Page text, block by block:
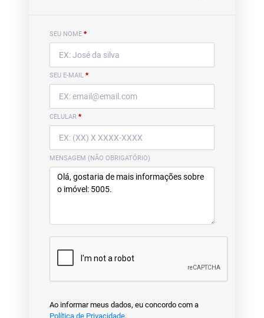
SEU NOME *
SEU E-MAIL *
CELULAR *
MENSAGEM (NÃO OBRIGATÓRIO)
Ao informar meus dados, eu concordo com a
Política de Privacidade.